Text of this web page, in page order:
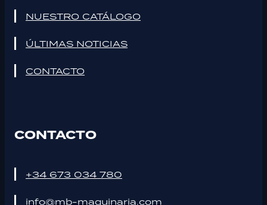
NUESTRO CATÁLOGO
ÚLTIMAS NOTICIAS
CONTACTO
CONTACTO
+34 673 034 780
info@mb-maquinaria.com